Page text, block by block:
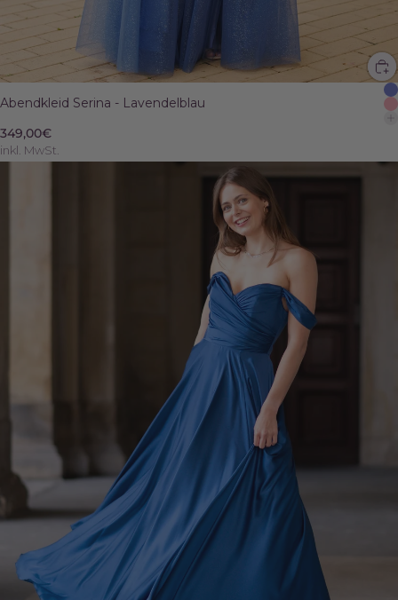
Abendkleid Serina - Lavendelblau
349,00€
inkl. MwSt.